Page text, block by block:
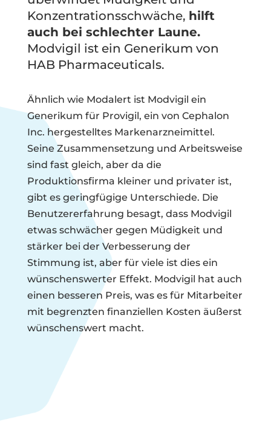
Konzentrationsschwäche, hilft
auch bei schlechter Laune.
Modvigil ist ein Generikum von
HAB Pharmaceuticals.
Ähnlich wie Modalert ist Modvigil ein
Generikum für Provigil, ein von Cephalon
Inc. hergestelltes Markenarzneimittel.
Seine Zusammensetzung und Arbeitsweise
sind fast gleich, aber da die
Produktionsfirma kleiner und privater ist,
gibt es geringfügige Unterschiede. Die
Benutzererfahrung besagt, dass Modvigil
etwas schwächer gegen Müdigkeit und
stärker bei der Verbesserung der
Stimmung ist, aber für viele ist dies ein
wünschenswerter Effekt. Modvigil hat auch
einen besseren Preis, was es für Mitarbeiter
mit begrenzten finanziellen Kosten äußerst
wünschenswert macht.